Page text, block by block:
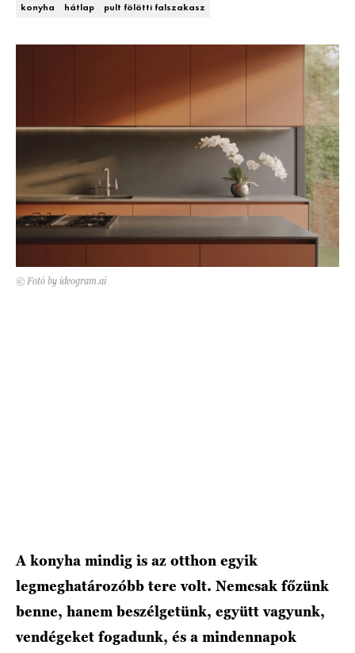
Kert és terasz
konyha hátlap pult fölötti falszakasz
© Fotó by ideogram.ai
A konyha mindig is az otthon egyik
legmeghatározóbb tere volt. Nemcsak főzünk
benne, hanem beszélgetünk, együtt vagyunk,
vendégeket fogadunk, és a mindennapok